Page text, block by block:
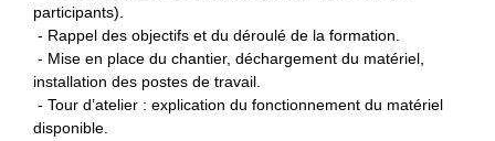
participants).
- Rappel des objectifs et du déroulé de la formation.
- Mise en place du chantier, déchargement du matériel,
installation des postes de travail.
- Tour d’atelier : explication du fonctionnement du matériel
disponible.